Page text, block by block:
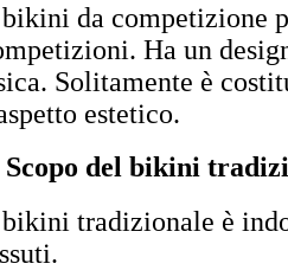
da competizione
Ha un
Solitamente è
estetico.
Scopo del bikini
tradizionale è